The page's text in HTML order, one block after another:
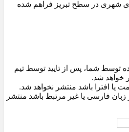
شهری در سطح تبریز فراهم شده
توسط شما، پس از تایید توسط تیم
خواهد شد.
یا افترا باشد منتشر نخواهد شد.
زبان فارسی یا غیر مرتبط باشد منتشر